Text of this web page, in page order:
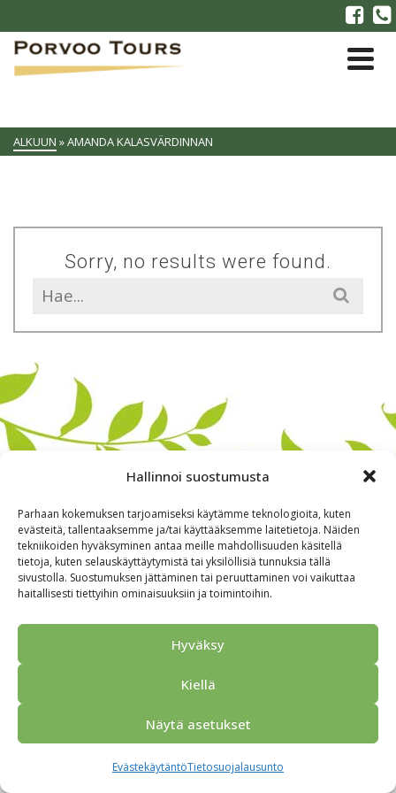
Hallinnoi suostumusta
Parhaan kokemuksen tarjoamiseksi käytämme teknologioita, kuten
evästeitä, tallentaaksemme ja/tai käyttääksemme laitetietoja. Näiden
tekniikoiden hyväksyminen antaa meille mahdollisuuden käsitellä
tietoja, kuten selauskäyttäytymistä tai yksilöllisiä tunnuksia tällä
sivustolla. Suostumuksen jättäminen tai peruuttaminen voi vaikuttaa
haitallisesti tiettyihin ominaisuuksiin ja toimintoihin.
Hyväksy
Kiellä
Näytä asetukset
EvästekäytäntöTietosuojalausunto
ALKUUN »AMANDA KALASVÄRDINNAN
Sorry, no results were found.
Search
for:
Alkuun Ryhmille Kokous & Ohjelmat
Yhteistyökumppanit
Tarjouspyyntö
Anna palautetta
Tietosuojaseloste
© 2026 Porvoo Tours - matkanjärjestäjä / FPW